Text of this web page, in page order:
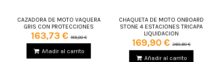
CAZADORA DE MOTO VAQUERA
GRIS CON PROTECCIONES
163,73 €185,00 €
Añadir al carrito
CHAQUETA DE MOTO ONBOARD
STONE 4 ESTACIONES TRICAPA
LIQUIDACION
169,90 € 260,90 €
Añadir al carrito